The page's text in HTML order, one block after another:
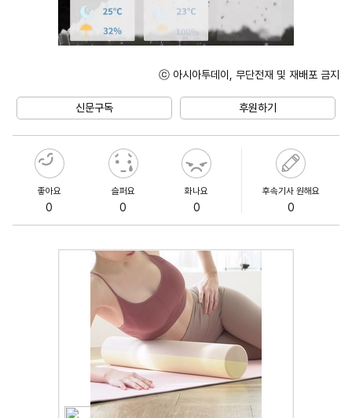
ⓒ 아시아투데이, 무단전재 및 재배포 금지
신문구독 후원하기
좋아요
0
슬퍼요
0
화나요
0
후속기사 원해요
0